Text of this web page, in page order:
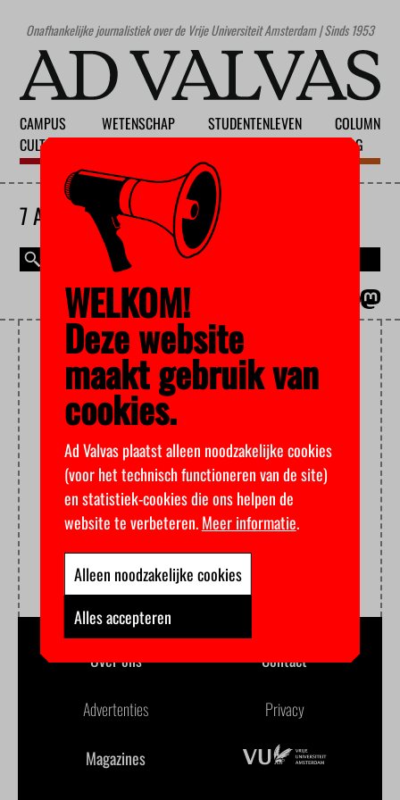
Onafhankelijke journalistiek over de Vrije Universiteit Amsterdam | Sinds 1953
CAMPUS
CULTUUR
WETENSCHAP
STUDENTENLEVEN
COLUMN
BLOG
7 AUGUSTUS 2026
#NIETMIJNSCHULD
Over ons Contact
Advertenties Privacy
Magazines
WELKOM!
Deze website
maakt gebruik van
cookies.
Ad Valvas plaatst alleen noodzakelijke cookies
(voor het technisch functioneren van de site)
en statistiek-cookies die ons helpen de
website te verbeteren.Meer informatie.
Alleen noodzakelijke cookies
Alles accepteren